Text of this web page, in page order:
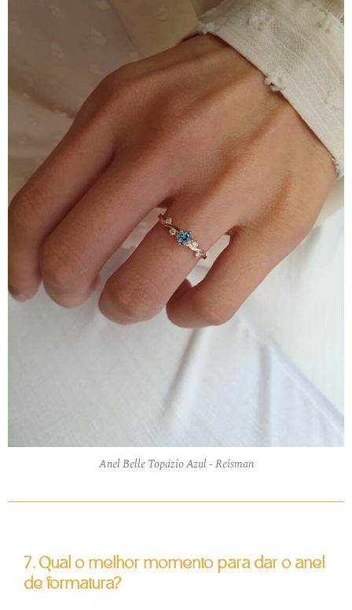
Anel Belle Topázio Azul - Reisman
7. Qual o melhor momento para dar o anel
de formatura?